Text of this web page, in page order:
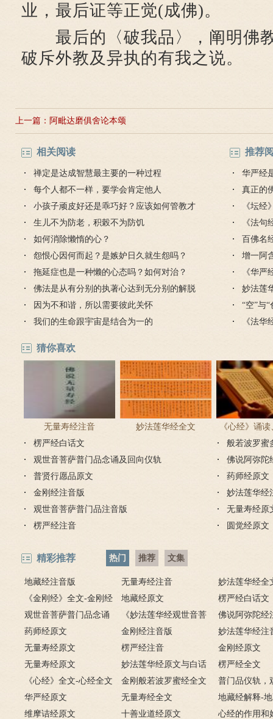
业，最后证等正觉(成佛)。
最后的〈破我品〉，阐明佛
破斥外教及异执的有我之说。
上一篇： 阿毗达磨俱舍论本颂
相关阅读
禅定是达成智慧最主要的一种过程
每个人都不一样，要学会肯定他人
小孩子顽皮好还是乖巧好？应该如何管教才
对？
生儿不为防老，积榖不为防饥
如何消除懒惰的心？
怨恨心因何而起？是嫉妒日久就生怨吗？
拖延症也是一种懒的心态吗？如何对治？
佛法是从有分别的执著心达到无分别的解脱
心
因为不和谐，所以需要彼此关怀
我们的生命跟宇宙是结合为一的
推荐
华严经
真正的
毒是魔
《坛
思
《法
的讲解
百佛名
增一阿
《华严
么意思
妙法莲
“空”与
《法
猜你喜欢
无量寿经注音 妙法莲华经全文
《心经》诵
步骤
楞严经白话文
般若波罗蜜
观世音菩萨普门品念诵及回向仪轨
佛说阿弥陀
普贤行愿品原文
药师经原文
金刚经注音版
妙法莲华经
观世音菩萨普门品注音版
无量寿经原
楞严经注音
圆觉经原文
精彩推荐 热门 推荐 文集
地藏经注音版 无量寿经注音
妙法莲华经全
《金刚经》全文-金刚经
原文、译文及释意
地藏经原文
楞严经白话文
观世音菩萨普门品念诵
及回向仪轨
《妙法莲华经观世音菩
萨普门品》全文
佛说阿弥陀经
药师经原文
金刚经注音版
妙法莲华经注
无量寿经原文
楞严经注音
金刚经原文
无量寿经原文
妙法莲华经原文与白话
文对照版
楞严经全文
《心经》全文-心经全文
注音及译文
金刚般若波罗蜜经全文
普门品仪轨，
萨普门品完整
华严经原文 无量寿经全文
地藏经解释-
白话解释
维摩诘经原文 十善业道经原文
心经的作用和